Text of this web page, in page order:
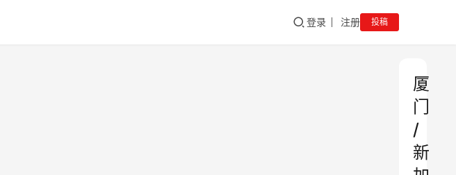
登录 注册 投稿
厦
门
/
新